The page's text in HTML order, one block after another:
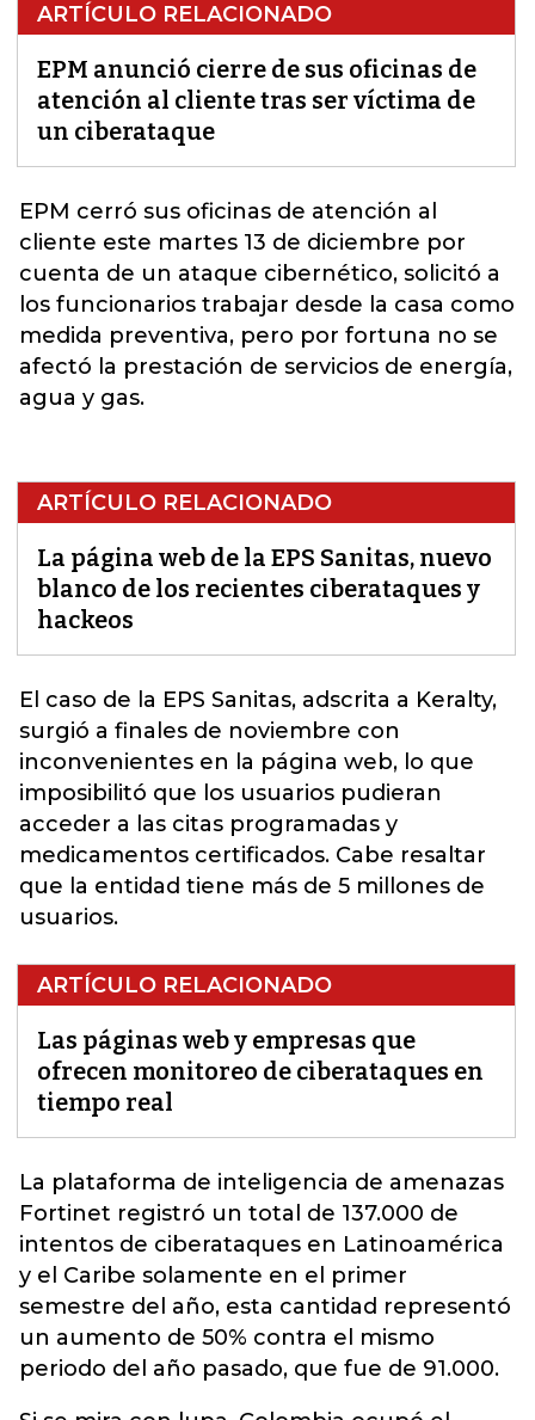
ARTÍCULO RELACIONADO
EPM anunció cierre de sus oficinas de
atención al cliente tras ser víctima de
un ciberataque
EPM cerró sus oficinas de atención al
cliente este martes 13 de diciembre por
cuenta de un ataque cibernético, solicitó a
los funcionarios trabajar desde la casa como
medida preventiva, pero por fortuna no se
afectó la prestación de servicios de energía,
agua y gas.
ARTÍCULO RELACIONADO
La página web de la EPS Sanitas, nuevo
blanco de los recientes ciberataques y
hackeos
El caso de la EPS Sanitas, adscrita a Keralty,
surgió a finales de noviembre con
inconvenientes en la página web, lo que
imposibilitó que los usuarios pudieran
acceder a las citas programadas y
medicamentos certificados. Cabe resaltar
que la entidad tiene más de 5 millones de
usuarios.
ARTÍCULO RELACIONADO
Las páginas web y empresas que
ofrecen monitoreo de ciberataques en
tiempo real
La plataforma de inteligencia de amenazas
Fortinet registró un total de 137.000 de
intentos de ciberataques en Latinoamérica
y el Caribe solamente en el primer
semestre del año, esta cantidad representó
un aumento de 50% contra el mismo
periodo del año pasado, que fue de 91.000.